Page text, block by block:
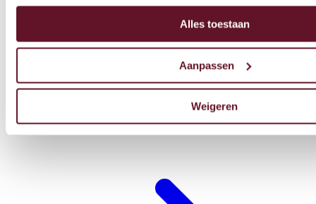
Alles toestaan
Aanpassen
Weigeren